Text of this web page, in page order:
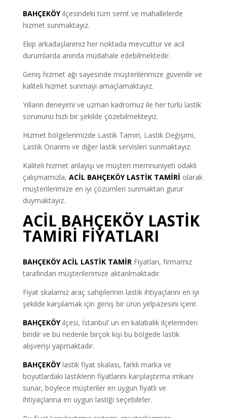
BAHÇEKÖYilçesindeki tüm semt ve mahallelerde
hizmet sunmaktayız.
Ekip arkadaşlarımız her noktada mevcuttur ve acil
durumlarda anında müdahale edebilmektedir.
Geniş hizmet ağı sayesinde müşterilerimize güvenilir ve
kaliteli hizmet sunmayı amaçlamaktayız.
Yılların deneyimi ve uzman kadromuz ile her türlü lastik
sorununu hızlı bir şekilde çözebilmekteyiz.
Hizmet bölgelerimizde Lastik Tamiri, Lastik Değişimi,
Lastik Onarımı ve diğer lastik servisleri sunmaktayız.
Kaliteli hizmet anlayışı ve müşteri memnuniyeti odaklı
çalışmamızla, ACİL BAHÇEKÖY LASTİK TAMİRİ olarak
müşterilerimize en iyi çözümleri sunmaktan gurur
duymaktayız.
ACİL BAHÇEKÖY LASTİK
TAMİRİ FİYATLARI
BAHÇEKÖY ACİL LASTİK TAMİRFiyatları, firmamız
tarafından müşterilerimize aktarılmaktadır.
Fiyat skalamız araç sahiplerinin lastik ihtiyaçlarını en iyi
şekilde karşılamak için geniş bir ürün yelpazesini içerir.
BAHÇEKÖYilçesi, İstanbul’ un en kalabalık ilçelerinden
biridir ve bu nedenle birçok kişi bu bölgede lastik
alışverişi yapmaktadır.
BAHÇEKÖYlastik fiyat skalası, farklı marka ve
boyutlardaki lastiklerin fiyatlarını karşılaştırma imkanı
sunar, böylece müşteriler en uygun fiyatlı ve
ihtiyaçlarına en uygun lastiği seçebilirler.